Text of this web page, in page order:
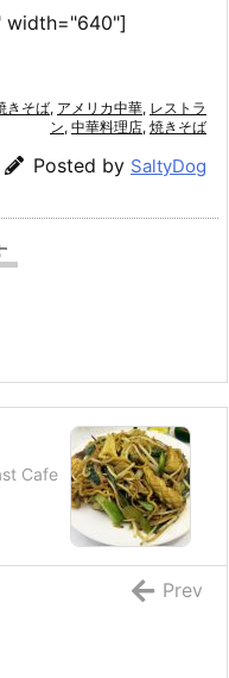
width="640"]
きそば, アメリカ中華, レストラ
ン, 中華料理店, 焼きそば
Posted by SaltyDog
Cafe
Prev